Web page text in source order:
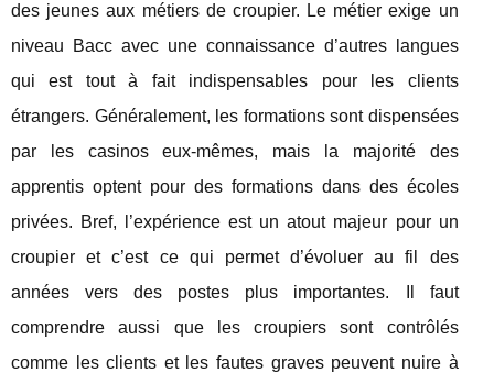
des jeunes aux métiers de croupier. Le métier exige un
niveau Bacc avec une connaissance d’autres langues
qui est tout à fait indispensables pour les clients
étrangers. Généralement, les formations sont dispensées
par les casinos eux-mêmes, mais la majorité des
apprentis optent pour des formations dans des écoles
privées. Bref, l’expérience est un atout majeur pour un
croupier et c’est ce qui permet d’évoluer au fil des
années vers des postes plus importantes. Il faut
comprendre aussi que les croupiers sont contrôlés
comme les clients et les fautes graves peuvent nuire à